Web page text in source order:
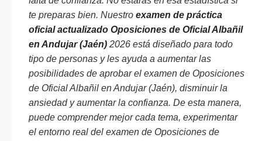
te preparas bien. Nuestro examen de práctica
oficial actualizado Oposiciones de Oficial Albañil
en Andujar (Jaén) 2026 está diseñado para todo
tipo de personas y les ayuda a aumentar las
posibilidades de aprobar el examen de Oposiciones
de Oficial Albañil en Andujar (Jaén), disminuir la
ansiedad y aumentar la confianza. De esta manera,
puede comprender mejor cada tema, experimentar
el entorno real del examen de Oposiciones de